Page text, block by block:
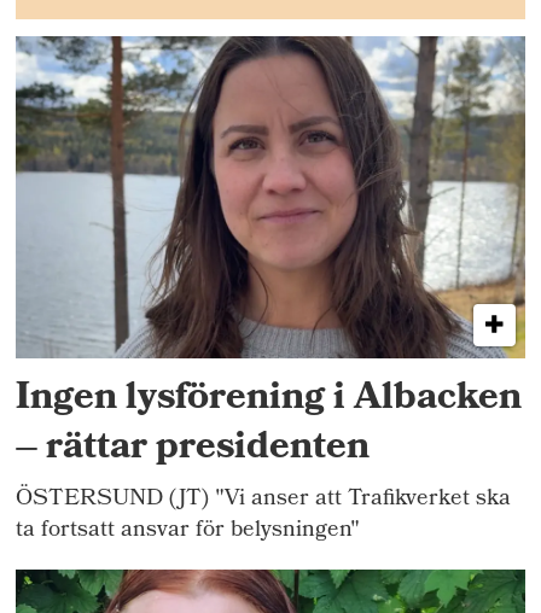
Ingen lysförening i Albacken
– rättar presidenten
ÖSTERSUND (JT) "Vi anser att Trafikverket ska
ta fortsatt ansvar för belysningen"